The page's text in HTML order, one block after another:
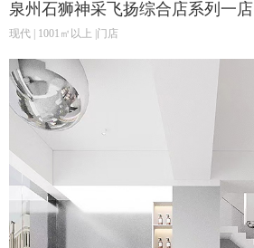
泉州石狮神采飞扬综合店系列一店
现代 | 1001㎡以上 |门店